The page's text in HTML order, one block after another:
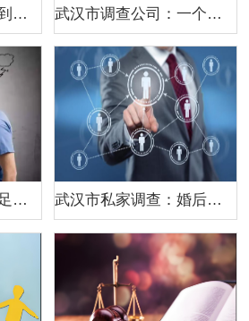
武汉市私人调查：人到中年，这三件事，其实比赚钱更重要 武汉市调查公司：一个人精不精，不用看说话，看这三个细节就够了
武汉市侦探公司：插足别人家庭的女人，注定在因果里万劫不复！原配请一定稳住 武汉市私家调查：婚后用工资还婚前债务如何处理